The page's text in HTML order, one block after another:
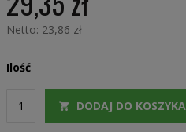
images
gallery 23,86 zł
Ilość
DODAJ DO KOSZYKA